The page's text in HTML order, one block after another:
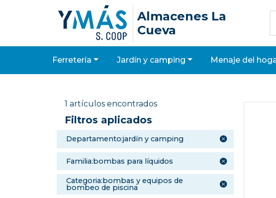
Almacenes La
Cueva
ferretería jardín y camping menaje del
1 artículos encontrados
Filtros aplicados
departamento:jardín y camping
familia:bombas para líquidos
categoria:bombas y equipos de
bombeo de piscina